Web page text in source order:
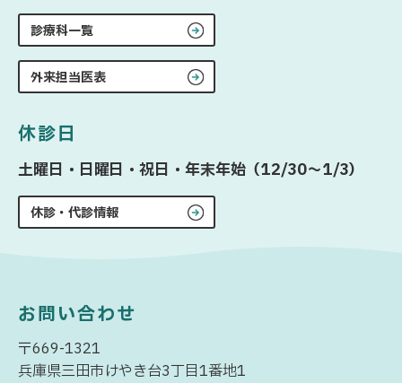
診療科一覧
外来担当医表
休診日
土曜日・日曜日・祝日・年末年始（12/30〜1/3）
休診・代診情報
お問い合わせ
〒669-1321
兵庫県三田市けやき台3丁目1番地1